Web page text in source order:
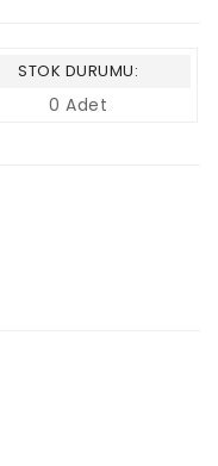
STOK DURUMU:
0 Adet